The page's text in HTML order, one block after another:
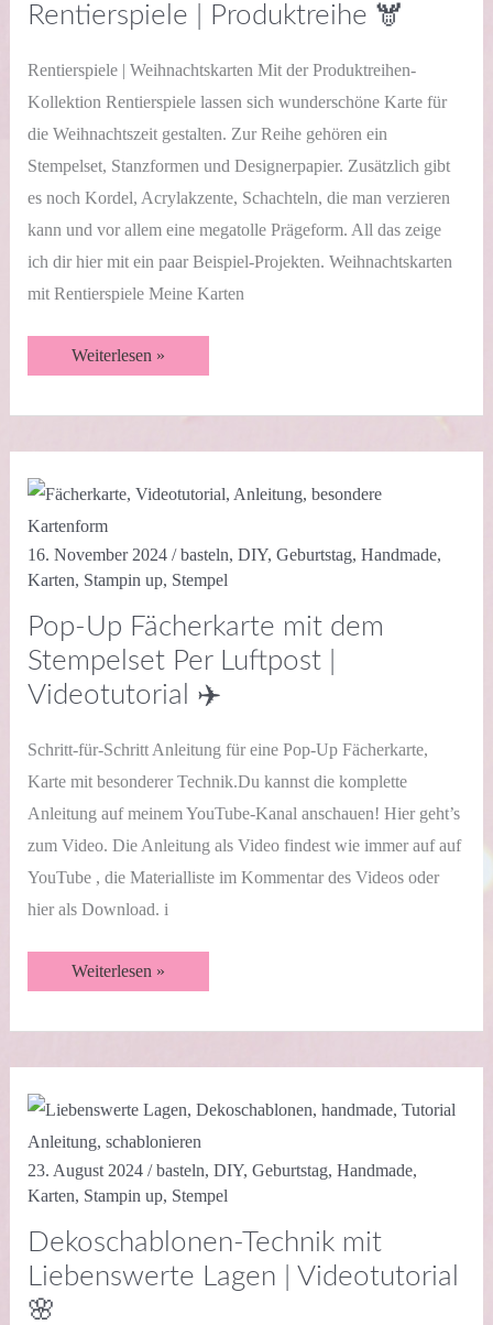
Rentierspiele | Produktreihe 🫎
Rentierspiele | Weihnachtskarten Mit der Produktreihen-
Kollektion Rentierspiele lassen sich wunderschöne Karte für
die Weihnachtszeit gestalten. Zur Reihe gehören ein
Stempelset, Stanzformen und Designerpapier. Zusätzlich gibt
es noch Kordel, Acrylakzente, Schachteln, die man verzieren
kann und vor allem eine megatolle Prägeform. All das zeige
ich dir hier mit ein paar Beispiel-Projekten. Weihnachtskarten
mit Rentierspiele Meine Karten
Rentierspiele
|
Weiterlesen »
16. November 2024 /basteln, DIY, Geburtstag, Handmade,
Karten, Stampin up, Stempel
Pop-Up Fächerkarte mit dem
Stempelset Per Luftpost |
Videotutorial ✈️
Schritt-für-Schritt Anleitung für eine Pop-Up Fächerkarte,
Karte mit besonderer Technik.Du kannst die komplette
Anleitung auf meinem YouTube-Kanal anschauen! Hier geht’s
zum Video. Die Anleitung als Video findest wie immer auf auf
YouTube , die Materialliste im Kommentar des Videos oder
hier als Download. i
Pop-
Up
|
✈️
Weiterlesen »
23. August 2024 /basteln, DIY, Geburtstag, Handmade,
Karten, Stampin up, Stempel
Dekoschablonen-Technik mit
Liebenswerte Lagen | Videotutorial
🌸